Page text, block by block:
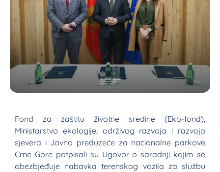
Fond za zaštitu životne sredine (Eko-fond),
Ministarstvo ekologije, održivog razvoja i razvoja
sjevera i Javno preduzeće za nacionalne parkove
Crne Gore potpisali su Ugovor o saradnji kojim se
obezbjeđuje nabavka terenskog vozila za službu